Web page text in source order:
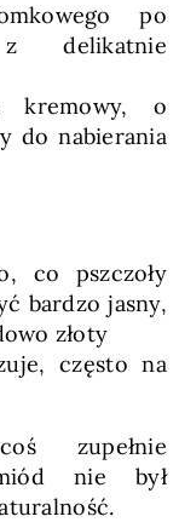
po
delikatnie
kremowy, o
do nabierania
co pszczoły
bardzo jasny,
złoty
często na
zupełnie
nie był